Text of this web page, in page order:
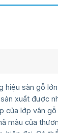
hiệu sàn gỗ
xuất được
của lớp vân
màu của